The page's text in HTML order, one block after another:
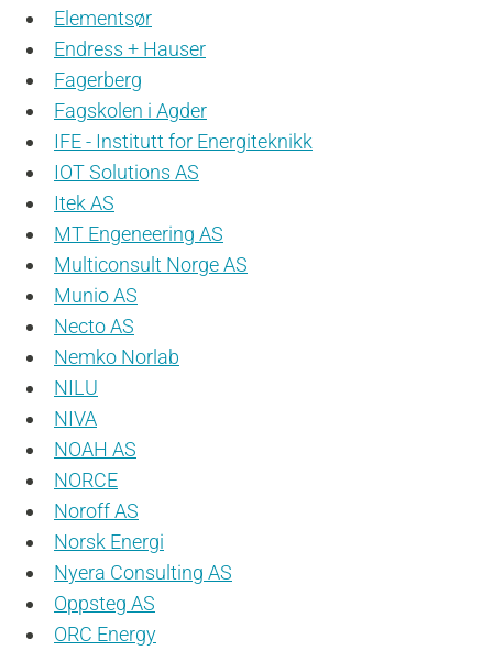
Elementsør
Endress + Hauser
Fagerberg
Fagskolen i Agder
IFE - Institutt for Energiteknikk
IOT Solutions AS
Itek AS
MT Engeneering AS
Multiconsult Norge AS
Munio AS
Necto AS
Nemko Norlab
NILU
NIVA
NOAH AS
NORCE
Noroff AS
Norsk Energi
Nyera Consulting AS
Oppsteg AS
ORC Energy